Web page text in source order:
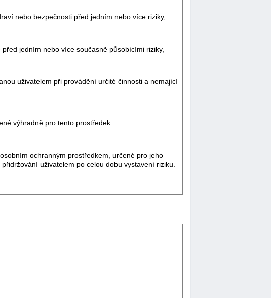
nebo bezpečnosti před jedním nebo více riziky,
jedním nebo více současně působícími riziky,
uživatelem při provádění určité činnosti a nemající
výhradně pro tento prostředek.
ochranným prostředkem, určené pro jeho
uživatelem po celou dobu vystavení riziku.